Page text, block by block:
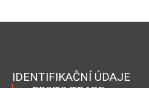
IDENTIFIKAČNÍ ÚDAJE